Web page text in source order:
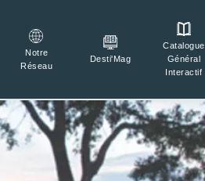
Notre
Réseau
Desti'Mag
Catalogue
Général
Interactif